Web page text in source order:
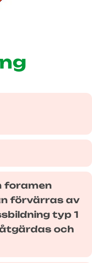
foramen
förvärras av
typ 1
och